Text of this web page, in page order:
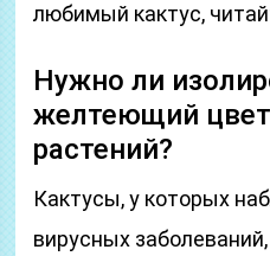
любимый кактус,
Нужно ли
желтеющий
растений?
Кактусы, у которых
вирусных